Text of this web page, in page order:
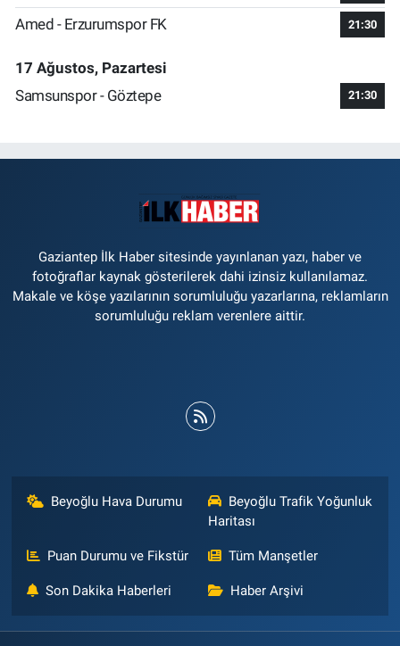
Amed - Erzurumspor FK 21:30
17 Ağustos, Pazartesi
Samsunspor - Göztepe
21:30
Gaziantep İlk Haber sitesinde yayınlanan yazı, haber ve
fotoğraflar kaynak gösterilerek dahi izinsiz kullanılamaz.
Makale ve köşe yazılarının sorumluluğu yazarlarına, reklamların
sorumluluğu reklam verenlere aittir.
Beyoğlu Hava Durumu
Beyoğlu Trafik Yoğunluk
Haritası
Puan Durumu ve Fikstür Tüm Manşetler
Son Dakika Haberleri Haber Arşivi